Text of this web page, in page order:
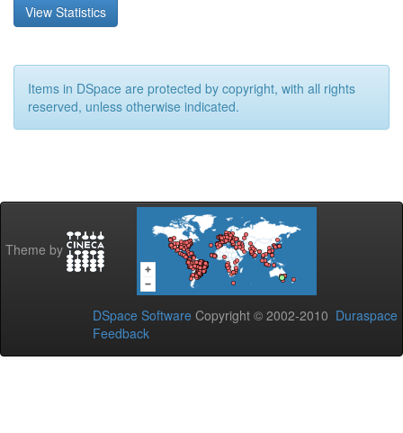
View Statistics
Items in DSpace are protected by copyright, with all rights
reserved, unless otherwise indicated.
Theme by
DSpace Software Copyright © 2002-2010 Duraspace
Feedback